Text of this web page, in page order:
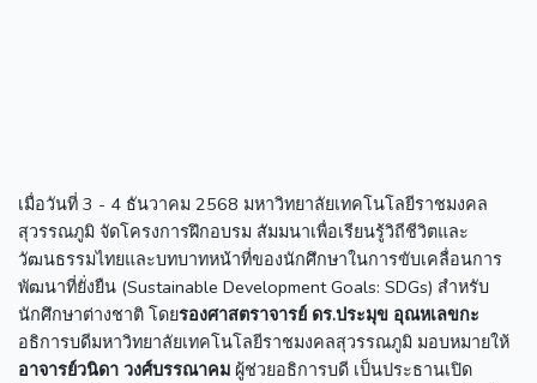
เมื่อวันที่ 3 - 4 ธันวาคม 2568 มหาวิทยาลัยเทคโนโลยีราชมงคล
สุวรรณภูมิ จัดโครงการฝึกอบรม สัมมนาเพื่อเรียนรู้วิถีชีวิตและ
วัฒนธรรมไทยและบทบาทหน้าที่ของนักศึกษาในการขับเคลื่อนการ
พัฒนาที่ยั่งยืน (Sustainable Development Goals: SDGs) สำหรับ
นักศึกษาต่างชาติ โดยรองศาสตราจารย์ ดร.ประมุข อุณหเลขกะ
อธิการบดีมหาวิทยาลัยเทคโนโลยีราชมงคลสุวรรณภูมิ มอบหมายให้
อาจารย์วนิดา วงศ์บรรณาคม ผู้ช่วยอธิการบดี เป็นประธานเปิด